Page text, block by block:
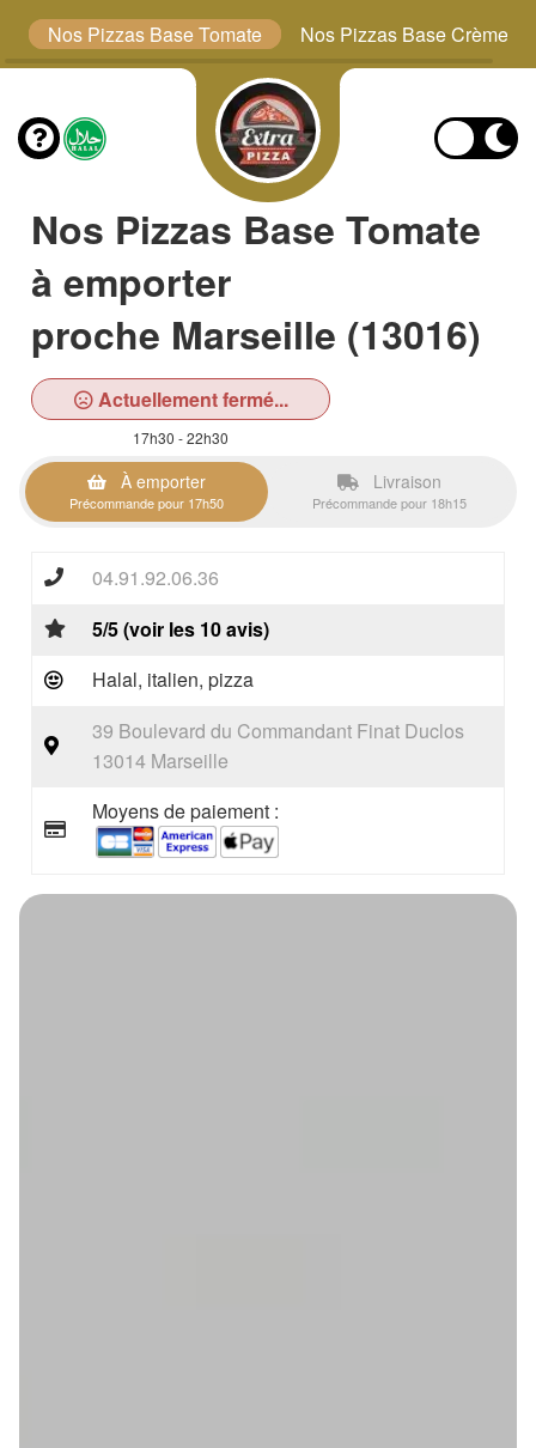
Nos Pizzas Base Tomate Nos Pizzas Base Crème
Nos Pizzas Base Tomate
à emporter
proche Marseille (13016)
Actuellement fermé...
17h30 - 22h30
À emporter
Précommande pour 17h50
Livraison
Précommande pour 18h15
04.91.92.06.36
5/5 (voir les 10 avis)
Halal, italien, pizza
39 Boulevard du Commandant Finat Duclos
13014 Marseille
Moyens de paiement :